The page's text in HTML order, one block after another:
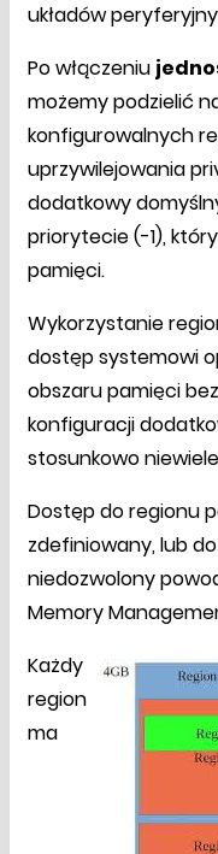
układów
Po włączeniu
możemy podzielić
konfigurowalnych
uprzywilejowania
dodatkowy
priorytecie (-1),
pamięci.
Wykorzystanie
dostęp systemowi
obszaru pamięci
konfiguracji
stosunkowo
Dostęp do regionu
zdefiniowany, lub
niedozwolony
Memory
Każdy
region
ma